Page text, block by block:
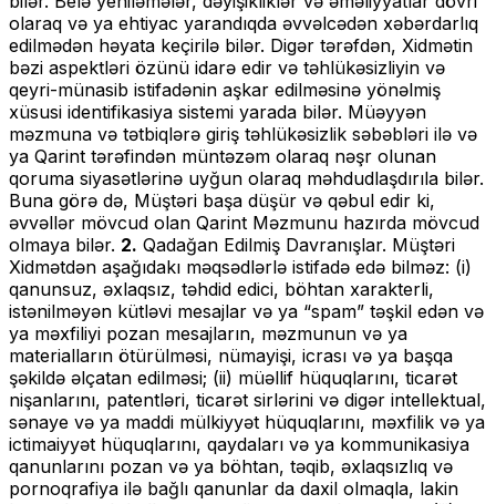
olaraq və ya ehtiyac yarandıqda əvvəlcədən xəbərdarlıq
edilmədən həyata keçirilə bilər. Digər tərəfdən, Xidmətin
bəzi aspektləri özünü idarə edir və təhlükəsizliyin və
qeyri-münasib istifadənin aşkar edilməsinə yönəlmiş
xüsusi identifikasiya sistemi yarada bilər. Müəyyən
məzmuna və tətbiqlərə giriş təhlükəsizlik səbəbləri ilə və
ya Qarint tərəfindən müntəzəm olaraq nəşr olunan
qoruma siyasətlərinə uyğun olaraq məhdudlaşdırıla bilər.
Buna görə də, Müştəri başa düşür və qəbul edir ki,
əvvəllər mövcud olan Qarint Məzmunu hazırda mövcud
olmaya bilər. 2. Qadağan Edilmiş Davranışlar. Müştəri
Xidmətdən aşağıdakı məqsədlərlə istifadə edə bilməz: (i)
qanunsuz, əxlaqsız, təhdid edici, böhtan xarakterli,
istənilməyən kütləvi mesajlar və ya “spam” təşkil edən və
ya məxfiliyi pozan mesajların, məzmunun və ya
materialların ötürülməsi, nümayişi, icrası və ya başqa
şəkildə əlçatan edilməsi; (ii) müəllif hüquqlarını, ticarət
nişanlarını, patentləri, ticarət sirlərini və digər intellektual,
sənaye və ya maddi mülkiyyət hüquqlarını, məxfilik və ya
ictimaiyyət hüquqlarını, qaydaları və ya kommunikasiya
qanunlarını pozan və ya böhtan, təqib, əxlaqsızlıq və
pornoqrafiya ilə bağlı qanunlar da daxil olmaqla, lakin